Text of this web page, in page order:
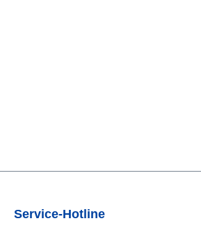
Service-Hotline